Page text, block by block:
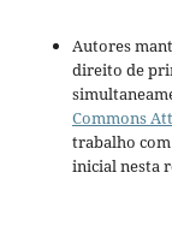
Autores
direito de
Commons
trabalho
inicial nesta